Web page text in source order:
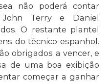
não poderá contar
Terry e Daniel
O restante plantel
do técnico espanhol.
obrigados a vencer, e
de uma boa exibição
começar a ganhar